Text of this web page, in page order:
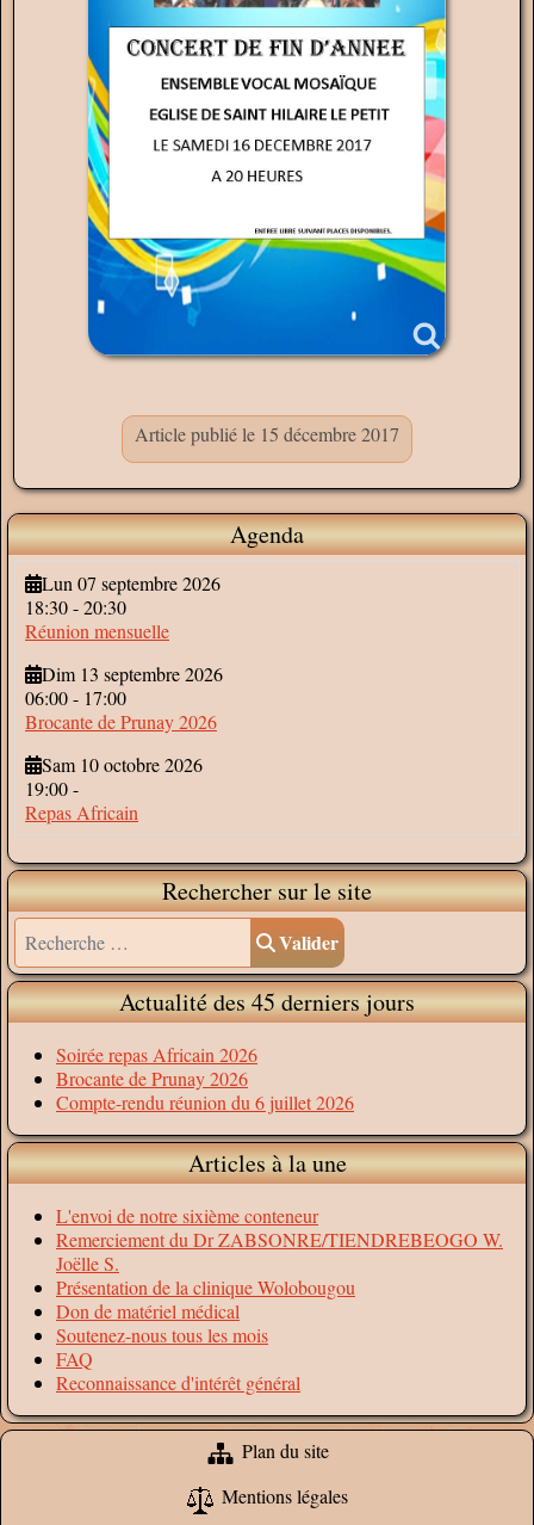
Article publié le 15 décembre 2017
Agenda
Lun 07 septembre 2026
18:30-20:30
Réunion mensuelle
Dim 13 septembre 2026
06:00- 17:00
Brocante de Prunay 2026
Sam 10 octobre 2026
19:00-
Repas Africain
Rechercher sur le site
Valider
Valider
Actualité des 45 derniers jours
Soirée repas Africain 2026
Brocante de Prunay 2026
Compte-rendu réunion du 6 juillet 2026
Articles à la une
L'envoi de notre sixième conteneur
Remerciement du Dr ZABSONRE/TIENDREBEOGO W.
Joëlle S.
Présentation de la clinique Wolobougou
Don de matériel médical
Soutenez-nous tous les mois
FAQ
Reconnaissance d'intérêt général
Plan du site
Mentions légales